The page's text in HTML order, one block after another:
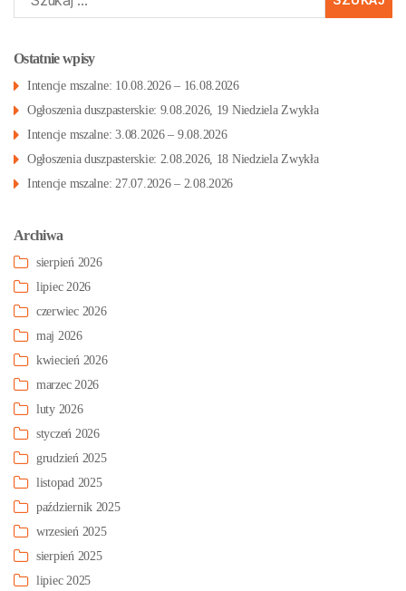
Ostatnie wpisy
Intencje mszalne: 10.08.2026 – 16.08.2026
Ogłoszenia duszpasterskie: 9.08.2026, 19 Niedziela Zwykła
Intencje mszalne: 3.08.2026 – 9.08.2026
Ogłoszenia duszpasterskie: 2.08.2026, 18 Niedziela Zwykła
Intencje mszalne: 27.07.2026 – 2.08.2026
Archiwa
sierpień 2026
lipiec 2026
czerwiec 2026
maj 2026
kwiecień 2026
marzec 2026
luty 2026
styczeń 2026
grudzień 2025
listopad 2025
październik 2025
wrzesień 2025
sierpień 2025
lipiec 2025